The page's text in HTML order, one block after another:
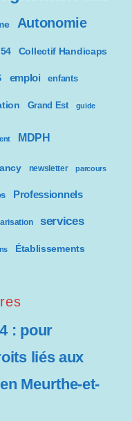
Autonomie
Collectif Handicaps
emploi enfants
Grand Est guide
MDPH
newsletter parcours
Professionnels
services
Établissements
: pour
liés aux
Meurthe-et-